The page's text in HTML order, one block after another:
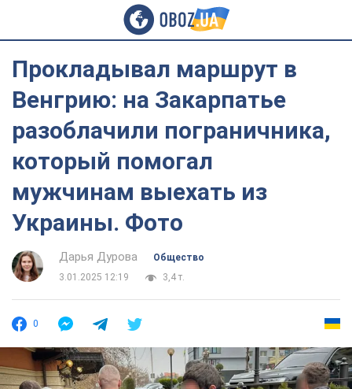
Прокладывал маршрут в
Венгрию: на Закарпатье
разоблачили пограничника,
который помогал
мужчинам выехать из
Украины. Фото
Дарья Дурова
Общество
3.01.2025 12:19
3,4 т.
0